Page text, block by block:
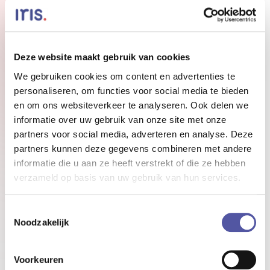
Deze website maakt gebruik van cookies
We gebruiken cookies om content en advertenties te
personaliseren, om functies voor social media te bieden
en om ons websiteverkeer te analyseren. Ook delen we
informatie over uw gebruik van onze site met onze
partners voor social media, adverteren en analyse. Deze
partners kunnen deze gegevens combineren met andere
informatie die u aan ze heeft verstrekt of die ze hebben
verzameld op basis van uw gebruik van hun services.
Noodzakelijk
Voorkeuren
Toegankelijke manier van delen
De tijdlijn is de laagdrempelige manier om iets
te delen met al je collega’s. Je hebt geen
kennis van een CMS nodig, hoeft niet eerst via
communicatie en een korte update is vaak al
genoeg. Hierdoor wordt het makkelijker dan
ooit om iedereen binnen de organisatie te
betrekken en op de hoogte te houden.
Meer interactie tussen collega’s
berichten, het is ook een plek voor interactie.